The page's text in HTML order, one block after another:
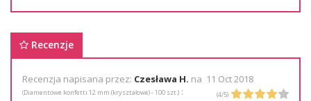
Recenzje
Recenzja napisana przez: Czesława H. na 11 Oct 2018
(Diamentowe konfetti 12 mm (kryształowe) - 100 szt.) : (4/5)